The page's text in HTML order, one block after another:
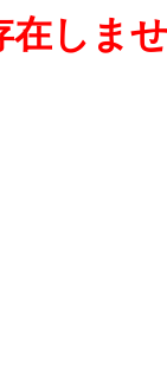
在しま